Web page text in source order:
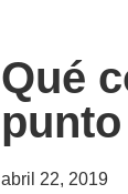
Qué
abril 22, 2019